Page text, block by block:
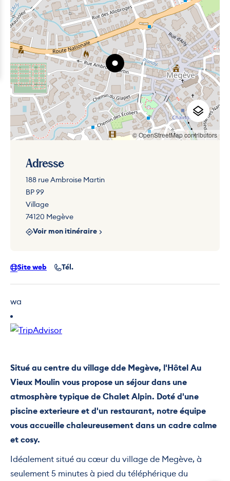
Situé au centre du village dde Megève, l'Hôtel Au
Vieux Moulin vous propose un séjour dans une
atmosphère typique de Chalet Alpin. Doté d'une
piscine exterieure et d'un restaurant, notre équipe
vous accueille chaleureusement dans un cadre calme
et cosy.
Idéalement situé au cœur du village de Megève, à
seulement 5 minutes à pied du téléphérique du
© OpenStreetMap contributors
Adresse
188 rue Ambroise Martin
BP 99
Village
74120 Megève
Voir mon itinéraire
Site web Tél.
wa